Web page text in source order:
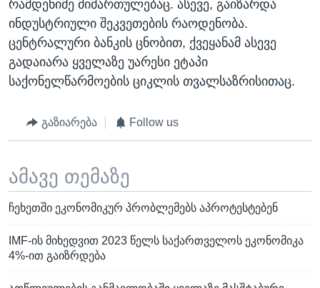
რამდენიმე მიმართულებაც. ასევე, გაიზარდა
ინდუსტრიული შეკვეთების რაოდენობა.
ცენტრალური ბანკის ცნობით, ქვეყანამ ასევე
გადაიარა ყველაზე უარესი ეტაპი
საქონელწარმოების ციკლის თვალსაზრისითაც.
გაზიარება Follow us
ამავე თემაზე
ჩეხეთში ეკონომიკურ პრობლემებს აპროტესტებენ
IMF-ის მიხედვით 2023 წელს საქართველოს ეკონომიკა
4%-ით გაიზრდება